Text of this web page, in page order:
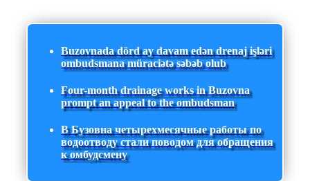
Buzovnada dörd ay davam edən drenaj işləri
ombudsmana müraciətə səbəb olub
Four-month drainage works in Buzovna
prompt an appeal to the ombudsman
В Бузовна четырехмесячные работы по
водоотводу стали поводом для обращения
к омбудсмену